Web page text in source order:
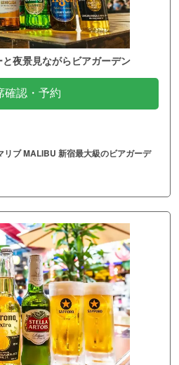
夜景見ながらビアガーデン
確認・予約
リブ MALIBU 新宿最大級のビアガーデ